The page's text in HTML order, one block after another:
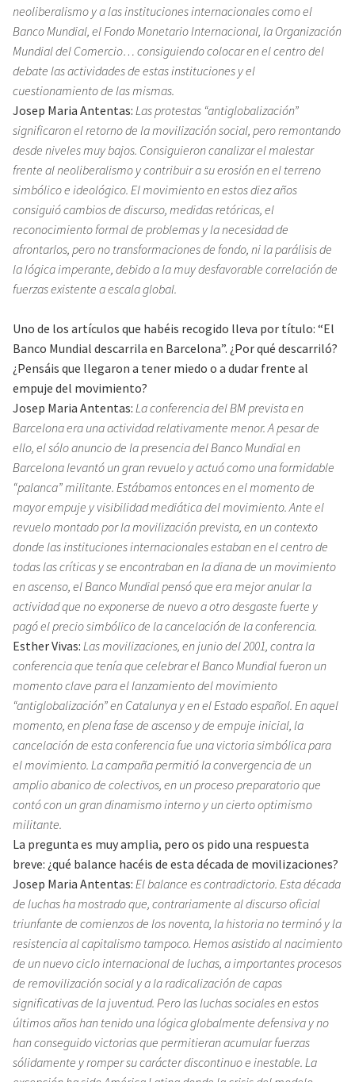
neoliberalismo y a las instituciones internacionales como el
Banco Mundial, el Fondo Monetario Internacional, la Organización
Mundial del Comercio… consiguiendo colocar en el centro del
debate las actividades de estas instituciones y el
cuestionamiento de las mismas.
Josep Maria Antentas: Las protestas “antiglobalización”
significaron el retorno de la movilización social, pero remontando
desde niveles muy bajos. Consiguieron canalizar el malestar
frente al neoliberalismo y contribuir a su erosión en el terreno
simbólico e ideológico. El movimiento en estos diez años
consiguió cambios de discurso, medidas retóricas, el
reconocimiento formal de problemas y la necesidad de
afrontarlos, pero no transformaciones de fondo, ni la parálisis de
la lógica imperante, debido a la muy desfavorable correlación de
fuerzas existente a escala global.
Uno de los artículos que habéis recogido lleva por título: “El
Banco Mundial descarrila en Barcelona”. ¿Por qué descarriló?
¿Pensáis que llegaron a tener miedo o a dudar frente al
empuje del movimiento?
Josep Maria Antentas: La conferencia del BM prevista en
Barcelona era una actividad relativamente menor. A pesar de
ello, el sólo anuncio de la presencia del Banco Mundial en
Barcelona levantó un gran revuelo y actuó como una formidable
“palanca” militante. Estábamos entonces en el momento de
mayor empuje y visibilidad mediática del movimiento. Ante el
revuelo montado por la movilización prevista, en un contexto
donde las instituciones internacionales estaban en el centro de
todas las críticas y se encontraban en la diana de un movimiento
en ascenso, el Banco Mundial pensó que era mejor anular la
actividad que no exponerse de nuevo a otro desgaste fuerte y
pagó el precio simbólico de la cancelación de la conferencia.
Esther Vivas: Las movilizaciones, en junio del 2001, contra la
conferencia que tenía que celebrar el Banco Mundial fueron un
momento clave para el lanzamiento del movimiento
“antiglobalización” en Catalunya y en el Estado español. En aquel
momento, en plena fase de ascenso y de empuje inicial, la
cancelación de esta conferencia fue una victoria simbólica para
el movimiento. La campaña permitió la convergencia de un
amplio abanico de colectivos, en un proceso preparatorio que
contó con un gran dinamismo interno y un cierto optimismo
militante.
La pregunta es muy amplia, pero os pido una respuesta
breve: ¿qué balance hacéis de esta década de movilizaciones?
Josep Maria Antentas: El balance es contradictorio. Esta década
de luchas ha mostrado que, contrariamente al discurso oficial
triunfante de comienzos de los noventa, la historia no terminó y la
resistencia al capitalismo tampoco. Hemos asistido al nacimiento
de un nuevo ciclo internacional de luchas, a importantes procesos
de removilización social y a la radicalización de capas
significativas de la juventud. Pero las luchas sociales en estos
últimos años han tenido una lógica globalmente defensiva y no
han conseguido victorias que permitieran acumular fuerzas
sólidamente y romper su carácter discontinuo e inestable. La